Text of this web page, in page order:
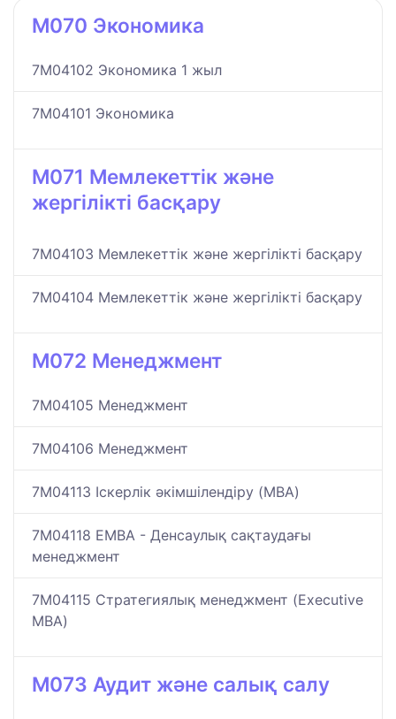
M070 Экономика
7M04102 Экономика 1 жыл
7M04101 Экономика
M071 Мемлекеттік және
жергілікті басқару
7M04103 Мемлекеттік және жергілікті басқару
7M04104 Мемлекеттік және жергілікті басқару
M072 Менеджмент
7M04105 Менеджмент
7M04106 Менеджмент
7M04113 Іскерлік әкімшілендіру (MBA)
7M04118 EMBA - Денсаулық сақтаудағы
менеджмент
7M04115 Стратегиялық менеджмент (Executive
MBA)
M073 Аудит және салық салу